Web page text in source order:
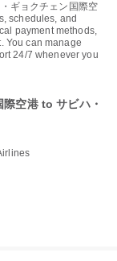
ギョクチェン国際空
schedules, and
payment methods,
You can manage
24/7 whenever you
空港 to サビハ・